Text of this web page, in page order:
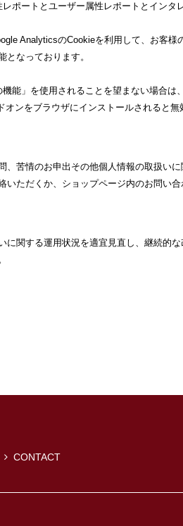
ポートとユーザー属性レポートとインタ
AnalyticsのCookieを利用して、お客
となっております。
機能」を使用されることを望まない場合
ンをブラウザにインストールされると無
、苦情のお申出その他個人情報の取扱い
いただくか、ショップページ内のお問い
に関する運用状況を適宜見直し、継続的
CONTACT